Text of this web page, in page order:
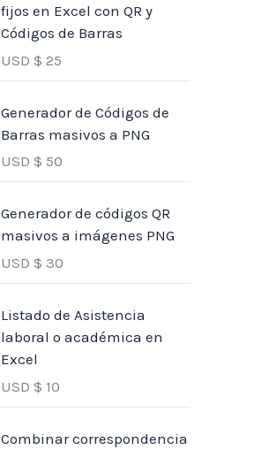
fijos en Excel con QR y
Códigos de Barras
USD $ 25
Generador de Códigos de
Barras masivos a PNG
USD $ 50
Generador de códigos QR
masivos a imágenes PNG
USD $ 30
Listado de Asistencia
laboral o académica en
Excel
USD $ 10
Combinar correspondencia